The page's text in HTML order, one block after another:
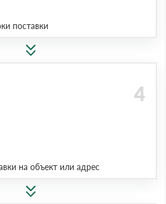
поставки
на объект или адрес